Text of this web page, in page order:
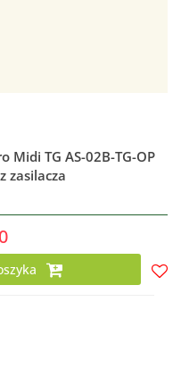
Midi TG AS-02B-TG-OP
zasilacza